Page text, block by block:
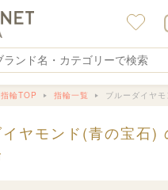
輪TOP 指輪一覧 ブルーダイヤ
ヤモンド(青の宝石)